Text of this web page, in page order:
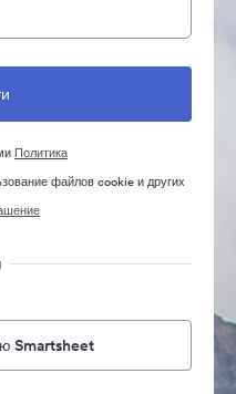
Политика
файлов cookie и других
Smartsheet